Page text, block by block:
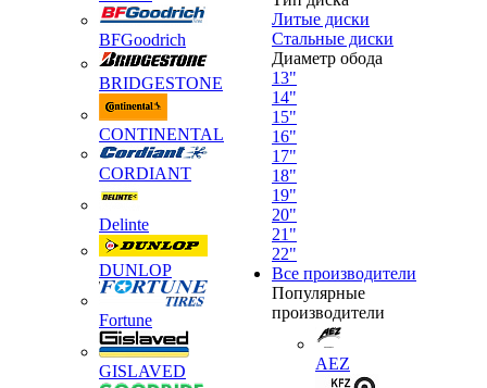
BFGoodrich
BRIDGESTONE
CONTINENTAL
CORDIANT
Delinte
DUNLOP
Fortune
GISLAVED
Литые диски
Стальные диски
Диаметр обода
13"
14"
15"
16"
17"
18"
19"
20"
21"
22"
Все производители
Популярные
производители
AEZ